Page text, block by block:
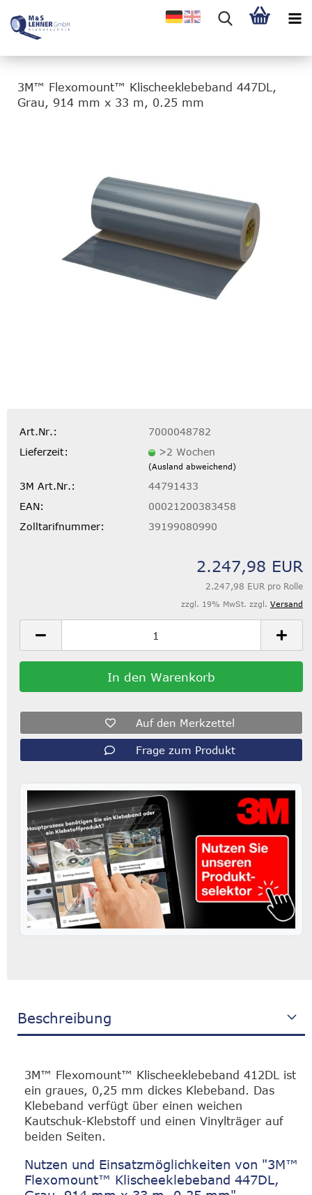
3M™ Flexomount™ Klischeeklebeband 447DL,
Grau, 914 mm x 33 m, 0.25 mm
Art.Nr.:
7000048782
Lieferzeit:
>2 Wochen
(Ausland abweichend)
3M Art.Nr.:
44791433
EAN:
00021200383458
Zolltarifnummer:
39199080990
2.247,98 EUR
2.247,98 EUR pro Rolle
zzgl. 19% MwSt. zzgl. Versand
Auf den Merkzettel
Frage zum Produkt
Beschreibung
3M™ Flexomount™ Klischeeklebeband 412DL ist
ein graues, 0,25 mm dickes Klebeband. Das
Klebeband verfügt über einen weichen
Kautschuk-Klebstoff und einen Vinylträger auf
beiden Seiten.
Nutzen und Einsatzmöglichkeiten von "3M™
Flexomount™ Klischeeklebeband 447DL,